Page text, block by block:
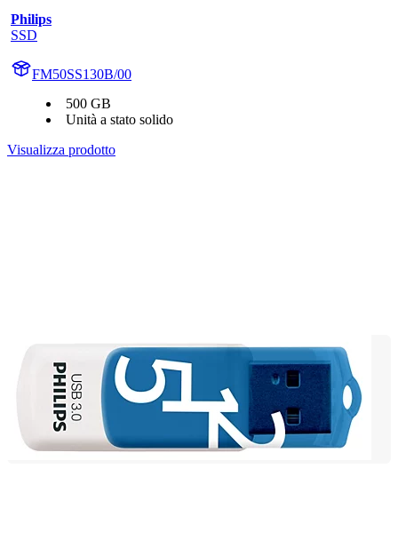
Philips
SSD
FM50SS130B/00
500 GB
Unità a stato solido
Visualizza prodotto